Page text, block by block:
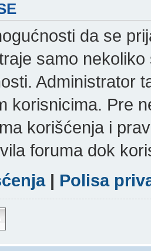
da se
samo
Administrator
korisnicima. Pre
korišćenja i
foruma dok
| Polisa